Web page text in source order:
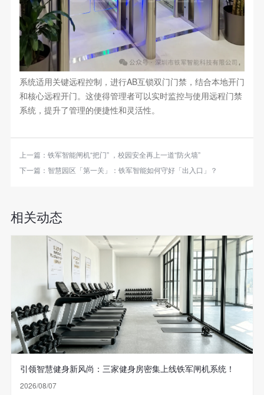
系统适用关键远程控制，进行AB互锁双门门禁，结合本地开门
和核心远程开门。这使得管理者可以实时监控与使用远程门禁
系统，提升了管理的便捷性和灵活性。
上一篇： 铁军智能闸机“把门” ，校园安全再上一道“防火墙”
下一篇： 智慧园区「第一关」：铁军智能如何守好「出入口」？
相关动态
引领智慧健身新风尚：三家健身房密集上线铁军闸机系统！
2026/08/07